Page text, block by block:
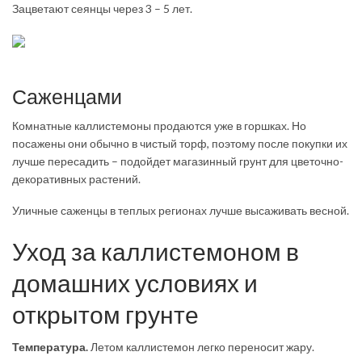
Зацветают сеянцы через 3 – 5 лет.
Саженцами
Комнатные каллистемоны продаются уже в горшках. Но
посажены они обычно в чистый торф, поэтому после покупки их
лучше пересадить – подойдет магазинный грунт для цветочно-
декоративных растений.
Уличные саженцы в теплых регионах лучше высаживать весной.
Уход за каллистемоном в
домашних условиях и
открытом грунте
Температура. Летом каллистемон легко переносит жару.